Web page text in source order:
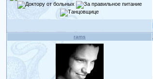
rams